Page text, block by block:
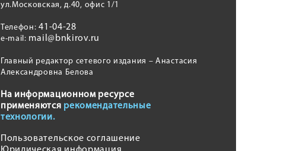
ул.Московская, д.40, офис 1/1
Телефон:41-04-28
e-mail: mail@bnkirov.ru
Главный редактор сетевого издания – Анастасия
Александровна Белова
На информационном ресурсе
применяются рекомендательные
технологии.
Пользовательское соглашение